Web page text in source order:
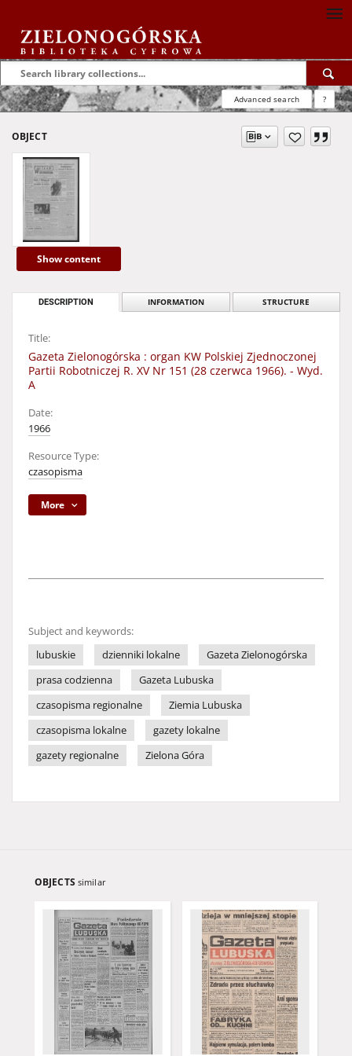
Advanced search ?
OBJECT
Show content
DESCRIPTION INFORMATION STRUCTURE
Title:
Gazeta Zielonogórska : organ KW Polskiej Zjednoczonej
Partii Robotniczej R. XV Nr 151 (28 czerwca 1966). - Wyd.
A
Date:
1966
Resource Type:
czasopisma
More
Subject and keywords:
lubuskie
dzienniki lokalne
Gazeta Zielonogórska
prasa codzienna
Gazeta Lubuska
czasopisma regionalne
Ziemia Lubuska
czasopisma lokalne
gazety lokalne
gazety regionalne
Zielona Góra
OBJECTS similar